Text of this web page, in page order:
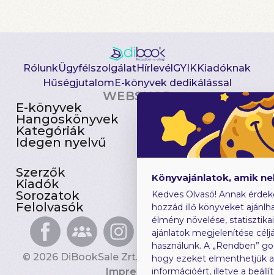
RólunkÜgyfélszolgálatHírlevélGYIKKiadóknak
HűségjutalomE-könyvek dedikálással
WEBSHOP
E-könyvek
Hangoskönyvek
Kategóriák
Idegen nyelvű
Csomagajánlatok
Akciósak
Előjegyezhetők
Újdonságok
Szerzők
Kiadók
Sorozatok
Felolvasók
Gyerekkönyvek
Heti toplista
Ajándékutalvány
Blog
© 2026 DiBookSale Zrt. Minden jog fenntartva.
Impresszum
Könyvajánlatok, amik
Kedves Olvasó! Annak
hozzád illő könyveket
élmény növelése,
ajánlatok megjelenítése
használunk. A „Rendben”
hogy ezeket elmenthetjük
információért, illetve a